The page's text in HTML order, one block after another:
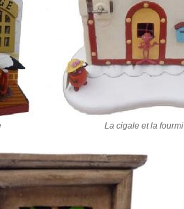
La cigale et la fourmi